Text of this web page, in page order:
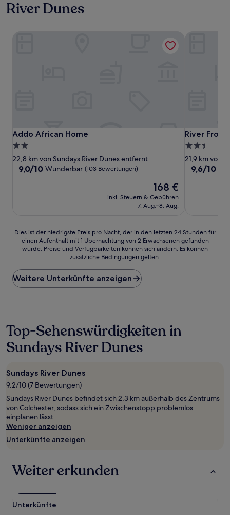
River Dunes
Addo African Home
Addo African Home
2.0-
Sterne-
Unterkunft
22,8 km von Sundays River Dunes entfernt
9.0
9,0/10 Wunderbar (103 Bewertungen)
Der
Preis
beträgt
168 €
inkl. Steuern & Gebühren
7. Aug.–8. Aug.
River Front
River Front
2.5-
Sterne-
Unterkunft
21,9 km von
9.6
9,6/10
Dies
der
Preis
pro
Nacht,
letzten
24 Stunden
für
einen
mit
1 Übernachtung
von
2 Erwachsenen
gefunden
wurde.
Preise
und
Verfügbarkeiten
sich
ändern.
können
zusätzliche
Bedingungen
Dies ist der niedrigste Preis pro Nacht, der in den letzten 24 Stunden für
einen Aufenthalt mit 1 Übernachtung von 2 Erwachsenen gefunden
wurde. Preise und Verfügbarkeiten können sich ändern. Es können
zusätzliche Bedingungen gelten.
Weitere Unterkünfte anzeigen
Top-Sehenswürdigkeiten in
Sundays River Dunes
Sundays River Dunes
9.2/10 (7 Bewertungen)
Sundays River Dunes befindet sich 2,3 km außerhalb des Zentrums
von Colchester, sodass sich ein Zwischenstopp problemlos
einplanen lässt.
Weniger anzeigen
Unterkünfte anzeigen
Weiter erkunden
Unterkünfte